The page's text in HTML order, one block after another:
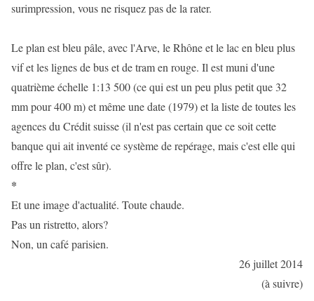
surimpression, vous ne risquez pas de la rater.
Le plan est bleu pâle, avec l'Arve, le Rhône et le lac en bleu plus
vif et les lignes de bus et de tram en rouge. Il est muni d'une
quatrième échelle 1:13 500 (ce qui est un peu plus petit que 32
mm pour 400 m) et même une date (1979) et la liste de toutes les
agences du Crédit suisse (il n'est pas certain que ce soit cette
banque qui ait inventé ce système de repérage, mais c'est elle qui
offre le plan, c'est sûr).
*
Et une image d'actualité. Toute chaude.
Pas un ristretto, alors?
Non, un café parisien.
26 juillet 2014
(à suivre)